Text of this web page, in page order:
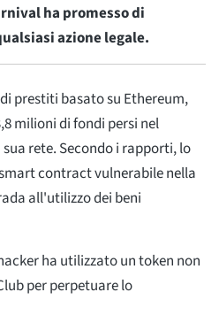
ha promesso di
azione legale.
prestiti basato su Ethereum,
milioni di fondi persi nel
rete. Secondo i rapporti, lo
contract vulnerabile nella
all'utilizzo dei beni
ha utilizzato un token non
per perpetuare lo